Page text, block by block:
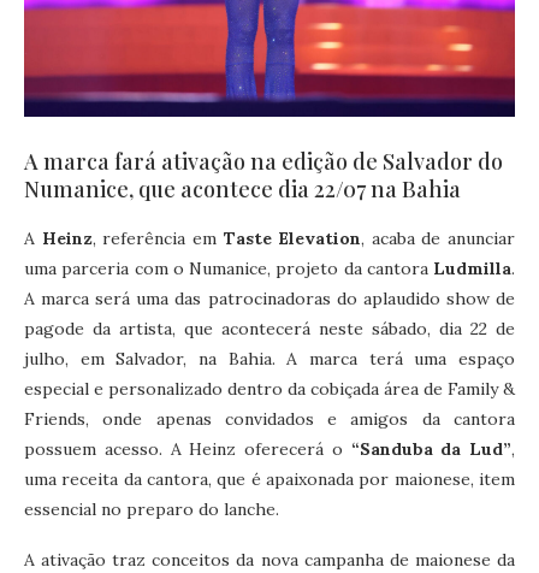
A marca fará ativação na edição de Salvador do
Numanice, que acontece dia 22/07 na Bahia
A Heinz, referência em Taste Elevation, acaba de anunciar
uma parceria com o Numanice, projeto da cantora Ludmilla.
A marca será uma das patrocinadoras do aplaudido show de
pagode da artista, que acontecerá neste sábado, dia 22 de
julho, em Salvador, na Bahia. A marca terá uma espaço
especial e personalizado dentro da cobiçada área de Family &
Friends, onde apenas convidados e amigos da cantora
possuem acesso. A Heinz oferecerá o “Sanduba da Lud”,
uma receita da cantora, que é apaixonada por maionese, item
essencial no preparo do lanche.
A ativação traz conceitos da nova campanha de maionese da